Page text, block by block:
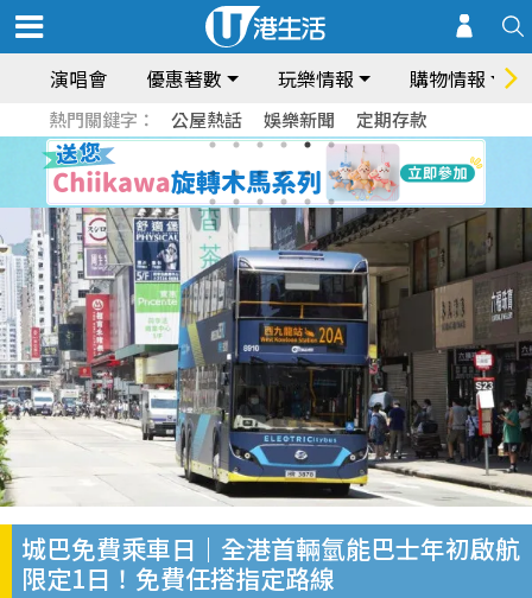
演唱會 優惠著數 玩樂情報 購物情報
熱門關鍵字： 公屋熱話 娛樂新聞 定期存款
城巴免費乘車日｜全港首輛氫能巴士年初啟航
限定1日！免費任搭指定路線